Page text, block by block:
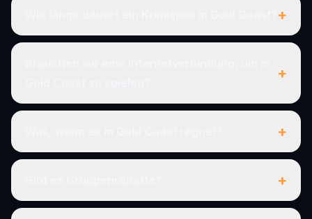
+
+
+
+